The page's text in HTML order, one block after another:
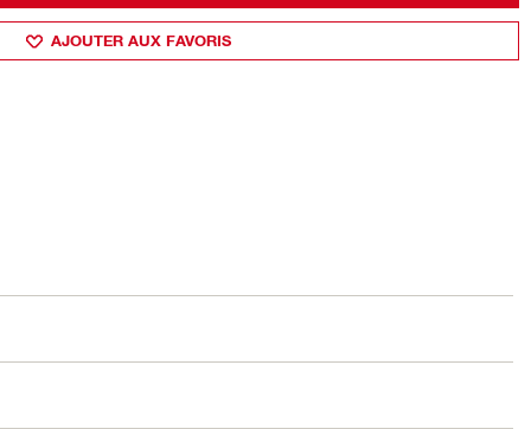
AJOUTER AUX FAVORIS